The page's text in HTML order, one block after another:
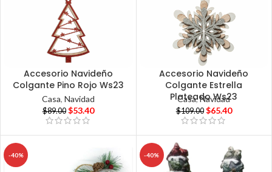
Accesorio Navideño
Colgante Pino Rojo Ws23
Casa, Navidad
$89.00 $53.40
Accesorio Navideño
Colgante Estrella
Plateado Ws23
Casa,Navidad
$109.00 $65.40
-40% -40%